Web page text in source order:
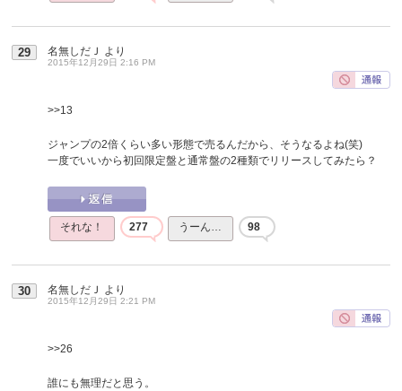
29 名無しだＪ より
2015年12月29日 2:16 PM
>>13
ジャンプの2倍くらい多い形態で売るんだから、そうなるよね(笑)
一度でいいから初回限定盤と通常盤の2種類でリリースしてみたら？
それな！ 277 うーん… 98
30 名無しだＪ より
2015年12月29日 2:21 PM
>>26
誰にも無理だと思う。